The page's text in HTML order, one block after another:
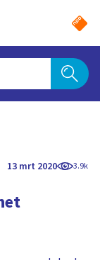
13 mrt 2020 3.9k